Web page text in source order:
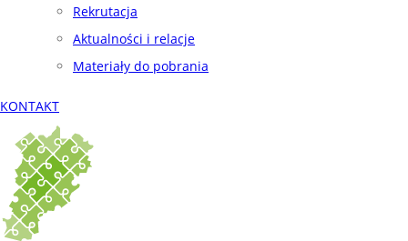
Rekrutacja
Aktualności i relacje
Materiały do pobrania
KONTAKT